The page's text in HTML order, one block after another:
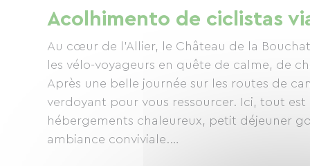
um delicioso café da manhã antes de partir
Acolhimento de ciclistas
Au cœur de l’Allier, le Château de la
les vélo-voyageurs en quête de calme, de
Après une belle journée sur les routes de
verdoyant pour vous ressourcer. Ici, tout
hébergements chaleureux, petit déjeuner
ambiance conviviale.